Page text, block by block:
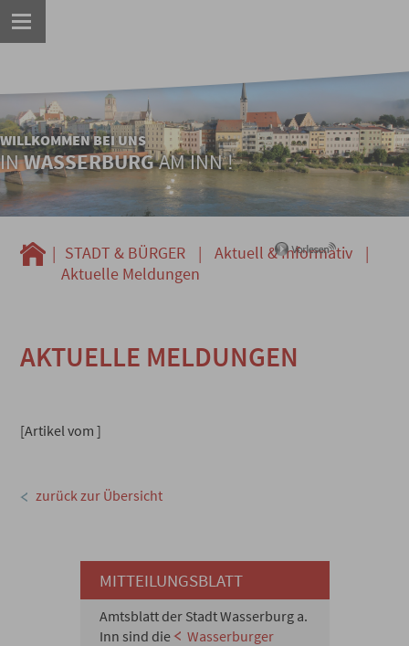
WILLKOMMEN BEI UNS
INWASSERBURGAM INN !
| STADT & BÜRGER | Aktuell & Informativ
|
Aktuelle Meldungen
AKTUELLE MELDUNGEN
[Artikel vom ]
zurück zur Übersicht
MITTEILUNGSBLATT
Amtsblatt der Stadt Wasserburg a.
Inn sind die
Wasserburger